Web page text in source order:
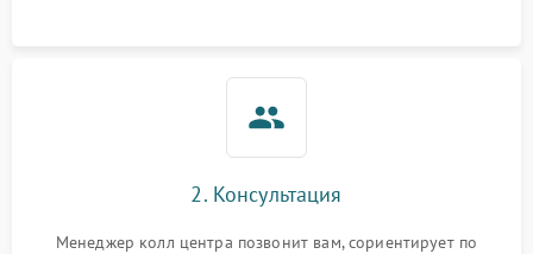
2. Консультация
Менеджер колл центра позвонит вам, сориентирует по